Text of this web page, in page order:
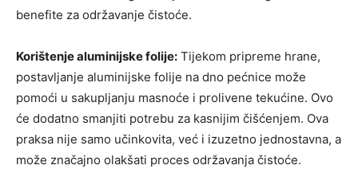
benefite za održavanje čistoće.
Korištenje aluminijske folije: Tijekom pripreme hrane,
postavljanje aluminijske folije na dno pećnice može
pomoći u sakupljanju masnoće i prolivene tekućine. Ovo
će dodatno smanjiti potrebu za kasnijim čišćenjem. Ova
praksa nije samo učinkovita, već i izuzetno jednostavna, a
može značajno olakšati proces održavanja čistoće.